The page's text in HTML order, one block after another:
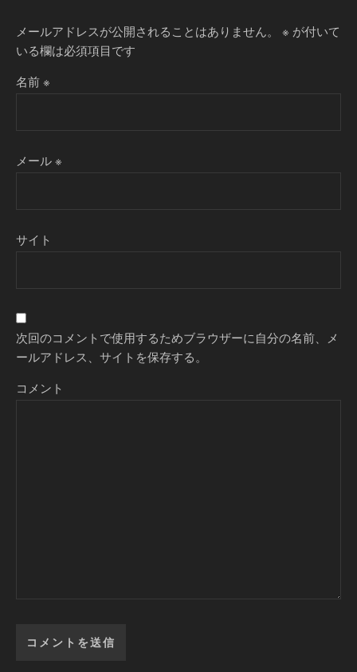
メールアドレスが公開されることはありません。 ※ が付いて
いる欄は必須項目です
名前※
メール※
サイト
次回のコメントで使用するためブラウザーに自分の名前、メ
ールアドレス、サイトを保存する。
コメント